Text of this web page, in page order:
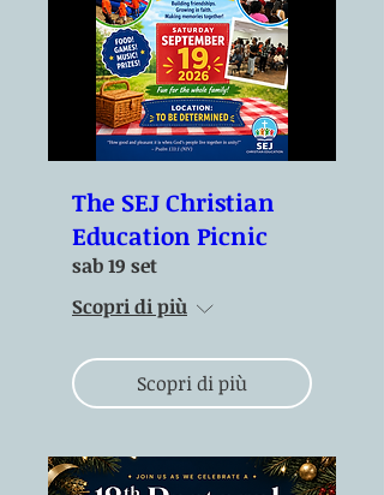
The SEJ Christian
Education Picnic
sab 19 set
Scopri di più
Scopri di più